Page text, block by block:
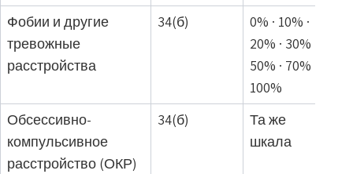
Фобии и другие
тревожные
расстройства
34(б)
0% · 10% ·
20% · 30% ·
50% · 70% ·
100%
Обсессивно-
компульсивное
расстройство (ОКР)
34(б)
Та же
шкала